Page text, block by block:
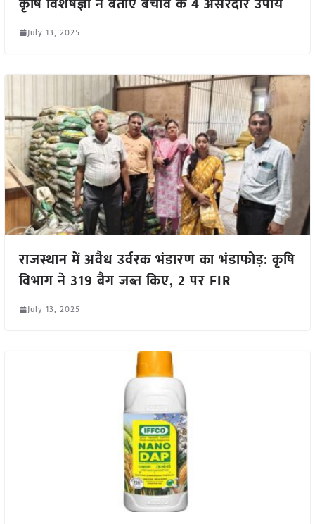
July 13, 2025
राजस्थान में अवैध उर्वरक भंडारण का भंडाफोड़: कृषि
विभाग ने 319 बैग जब्त किए, 2 पर FIR
July 13, 2025